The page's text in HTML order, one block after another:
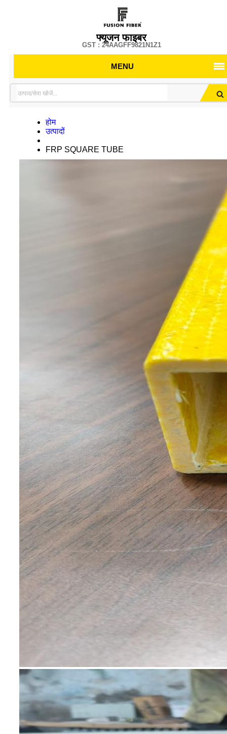
फ्यूजन फाइबर
GST : 24AAGFF9821N1Z1
MENU
होम
उत्पादों
FRP SQUARE TUBE